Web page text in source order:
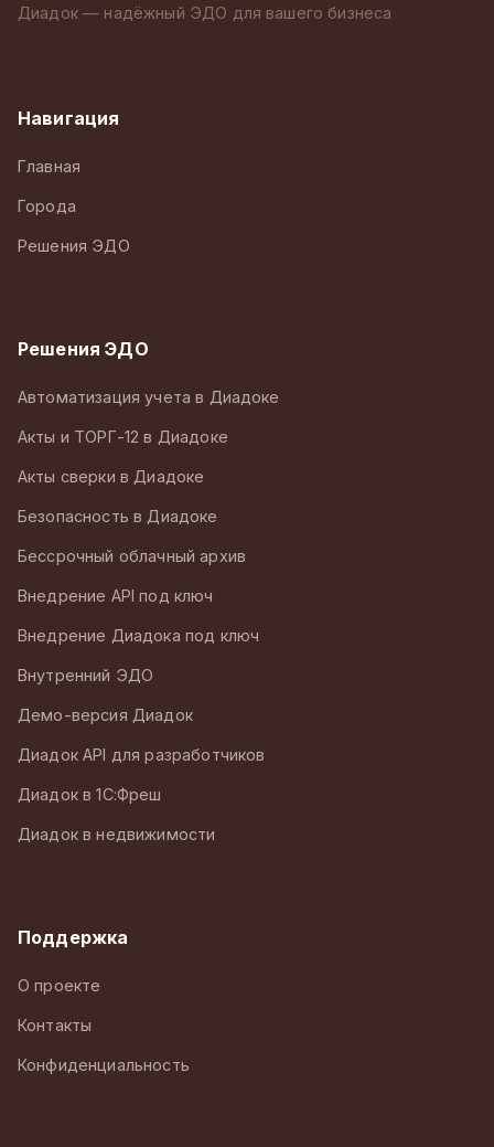
Диадок — надёжный ЭДО для вашего бизнеса
Навигация
Главная
Города
Решения ЭДО
Решения ЭДО
Автоматизация учета в Диадоке
Акты и ТОРГ-12 в Диадоке
Акты сверки в Диадоке
Безопасность в Диадоке
Бессрочный облачный архив
Внедрение API под ключ
Внедрение Диадока под ключ
Внутренний ЭДО
Демо-версия Диадок
Диадок API для разработчиков
Диадок в 1С:Фреш
Диадок в недвижимости
Поддержка
О проекте
Контакты
Конфиденциальность